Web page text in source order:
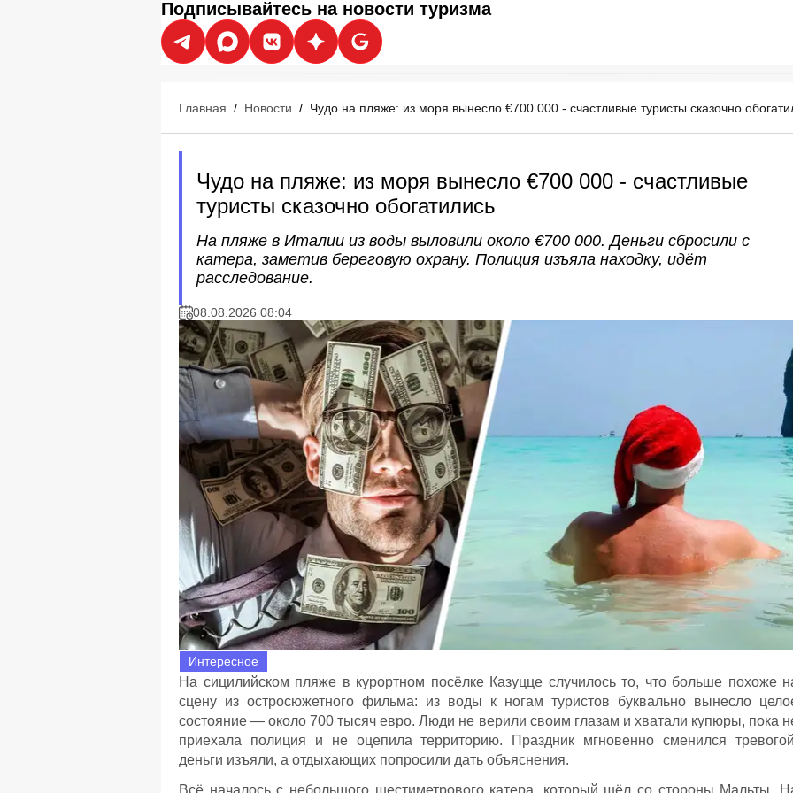
Подписывайтесь на новости туризма
Главная / Новости / Чудо на пляже: из моря вынесло €700 000 - счастливые туристы сказочно
Чудо на пляже: из моря вынесло €700 000 - счастливые
туристы сказочно обогатились
На пляже в Италии из воды выловили около €700 000. Деньги сбросили с
катера, заметив береговую охрану. Полиция изъяла находку, идёт
расследование.
08.08.2026 08:04
Интересное
На сицилийском пляже в курортном посёлке Казуцце случилось то, что больше похоже
сцену из остросюжетного фильма: из воды к ногам туристов буквально вынесло
состояние — около 700 тысяч евро. Люди не верили своим глазам и хватали купюры, пока
приехала полиция и не оцепила территорию. Праздник мгновенно сменился
деньги изъяли, а отдыхающих попросили дать объяснения.
Всё началось с небольшого шестиметрового катера, который шёл со стороны Мальты.